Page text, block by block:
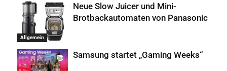
Allgemein
Neue Slow Juicer und Mini-
Brotbackautomaten von Panasonic
Samsung startet „Gaming Weeks“